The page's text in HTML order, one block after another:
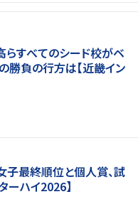
すべてのシード校がベ
勝負の行方は【近畿イン
最終順位と個人賞、試
ーハイ2026】